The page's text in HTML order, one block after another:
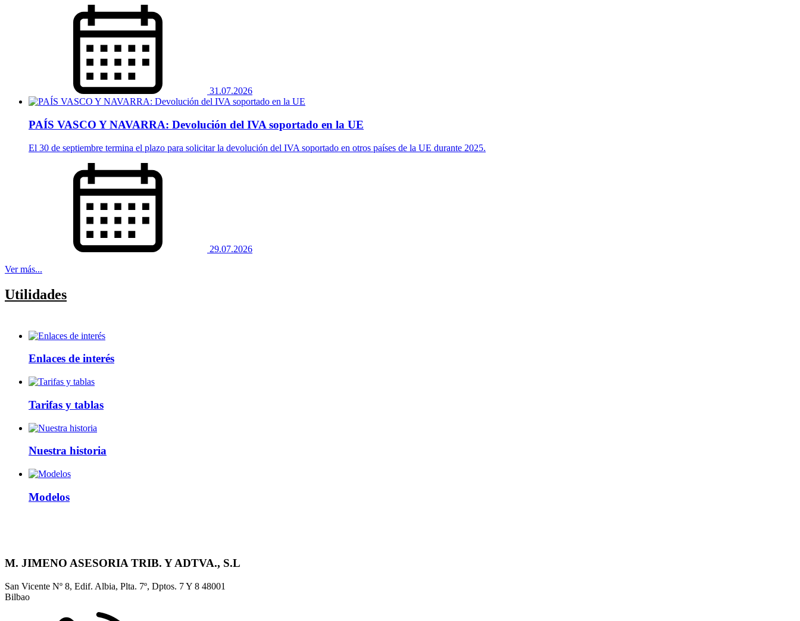
31.07.2026
PAÍS VASCO Y NAVARRA: Devolución del IVA soportado en la UE
El 30 de septiembre termina el plazo para solicitar la devolución del IVA soportado en otros países de la UE durante 2025.
29.07.2026
Ver más...
Utilidades
Enlaces de interés
Tarifas y tablas
Nuestra historia
Modelos
M. JIMENO ASESORIA TRIB. Y ADTVA., S.L
San Vicente Nº 8, Edif. Albia, Plta. 7º, Dptos. 7 Y 8 48001
Bilbao